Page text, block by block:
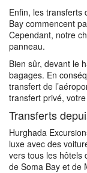
Enfin, les transferts
Bay commencent
Cependant, notre
panneau.
Bien sûr, devant le
bagages. En
transfert de
transfert privé,
Transferts
Hurghada
luxe avec des
vers tous les hôtels
de Soma Bay et de